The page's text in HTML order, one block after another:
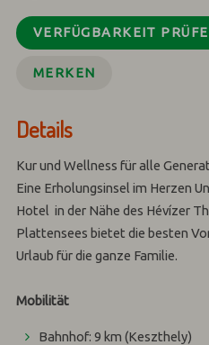
VERFÜGBARKEIT
MERKEN
Details
Kur und Wellness für alle
Eine Erholungsinsel im Herzen
Hotel in der Nähe des Hévízer
Plattensees bietet die besten
Urlaub für die ganze Familie.
Mobilität
Bahnhof: 9 km (Keszthely)